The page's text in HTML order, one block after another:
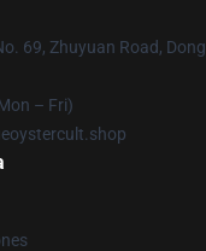
69, Zhuyuan Road,
– Fri)